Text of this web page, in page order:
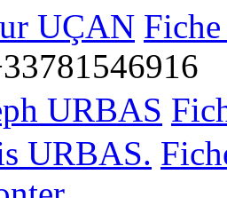
UÇAN
URBAS
URBAS.